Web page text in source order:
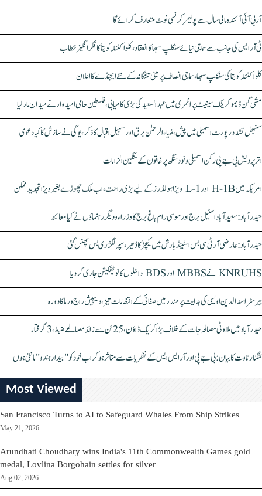
آر بی آئی آئندہ مالی سال سے پولیمر کرنسی نوٹ متعارف کرائے گا
ٹی آر ایس کی جانب سے سماجی نیائے سنکلپ سبھا کا انعقاد، کلواکنٹلہ کویتا کا فکر انگیز خطاب
کلواکنٹلہ کویتا کی سنکلپ سبھا، سماجی انصاف پر مبنی تلنگانہ کے نئے ایجنڈے کا اعلان
مشی گن ڈیموکریٹک سینیٹ پرائمری میں عبدالسعید کی بڑی کامیابی، فلسطین حامی امیدوار نے میدان مار لیا
سنبھل تشدد رپورٹ اسمبلی میں پیش، ضیاء الرحمٰن برق اور سہیل اقبال کا ذکر، یوگی نے سازش کا کیا دعویٰ
اتر پردیش بی جے پی رکن اسمبلی ونود سنگھ پر خاتون کے سنگین الزامات
امریکہ میں H-1B اور L-1 ویزا ہولڈرز کے لیے بڑی راحت، اب ملک چھوڑے بغیر ویزا تجدید ممکن
حیدرآباد: سعیدآباد اسٹیل برج اور موسیٰ رام باغ برج کا وزراء و دیگر رہنماؤں نے کیا معائنہ
حیدرآباد: عارضی آر ٹی سی بس اسٹینڈ بارش میں کیچڑ کا ڈھیر، سپر لگژری بس پھنس گئی
KNRUHS نے MBBS اور BDS داخلوں کا نوٹیفکیشن جاری کر دیا
بیرسٹر اسدالدین اویسی کی ہدایت پر مندر میں صفائی کے انتظامات تیز، دیپیش راج ورما کا دورہ
حیدرآباد میں ملاوٹی مصالحہ جات کے خلاف بڑا کریک ڈاؤن، 25 ٹن سے زائد مصالحے ضبط، 3 گرفتار
کنگنا رناوت کا بیان: بی جے پی اور آر ایس ایس کے نظریات سے متاثر ہو کر اب خود کو "بیدار ہندو" مانتی ہوں
Most Viewed
San Francisco Turns to AI to Safeguard Whales From Ship Strikes
May 21, 2026
Arundhati Choudhary wins India's 11th Commonwealth Games gold
medal, Lovlina Borgohain settles for silver
Aug 02, 2026